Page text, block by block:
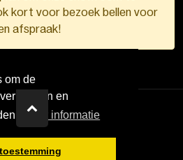
om de
en
Meer informatie
kort voor bezoek bellen voor
afspraak!
realisatie door